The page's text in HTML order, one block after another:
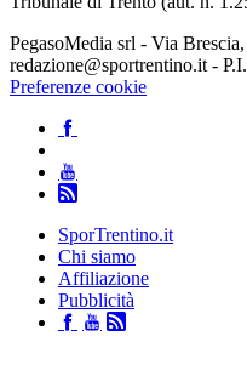
PegasoMedia srl - Via
redazione@sportrentino.it -
Preferenze cookie
SporTrentino.it
Chi siamo
Affiliazione
Pubblicità